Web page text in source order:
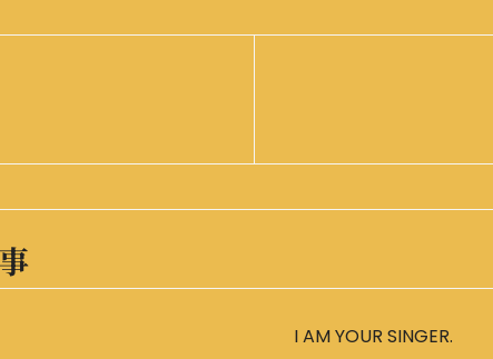
I AM YOUR SINGER.